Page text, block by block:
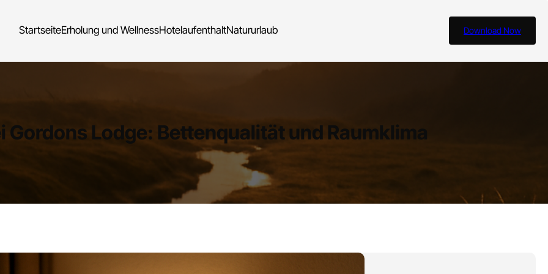
StartseiteErholung und WellnessHotelaufenthaltNatururlaub Download Now
Gordons Lodge: Bettenqualität und Raumklima